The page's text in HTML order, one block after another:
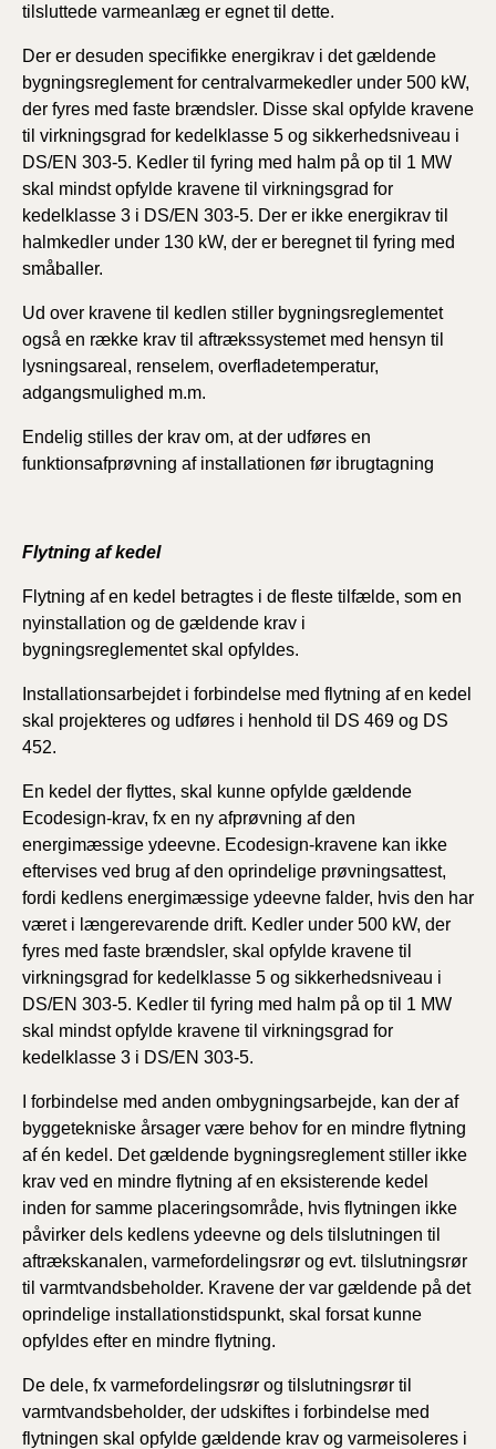
tilsluttede varmeanlæg er egnet til dette.
Der er desuden specifikke energikrav i det gældende
bygningsreglement for centralvarmekedler under 500 kW,
der fyres med faste brændsler. Disse skal opfylde kravene
til virkningsgrad for kedelklasse 5 og sikkerhedsniveau i
DS/EN 303-5. Kedler til fyring med halm på op til 1 MW
skal mindst opfylde kravene til virkningsgrad for
kedelklasse 3 i DS/EN 303-5. Der er ikke energikrav til
halmkedler under 130 kW, der er beregnet til fyring med
småballer.
Ud over kravene til kedlen stiller bygningsreglementet
også en række krav til aftrækssystemet med hensyn til
lysningsareal, renselem, overfladetemperatur,
adgangsmulighed m.m.
Endelig stilles der krav om, at der udføres en
funktionsafprøvning af installationen før ibrugtagning
Flytning af kedel
Flytning af en kedel betragtes i de fleste tilfælde, som en
nyinstallation og de gældende krav i
bygningsreglementet skal opfyldes.
Installationsarbejdet i forbindelse med flytning af en kedel
skal projekteres og udføres i henhold til DS 469 og DS
452.
En kedel der flyttes, skal kunne opfylde gældende
Ecodesign-krav, fx en ny afprøvning af den
energimæssige ydeevne. Ecodesign-kravene kan ikke
eftervises ved brug af den oprindelige prøvningsattest,
fordi kedlens energimæssige ydeevne falder, hvis den har
været i længerevarende drift. Kedler under 500 kW, der
fyres med faste brændsler, skal opfylde kravene til
virkningsgrad for kedelklasse 5 og sikkerhedsniveau i
DS/EN 303-5. Kedler til fyring med halm på op til 1 MW
skal mindst opfylde kravene til virkningsgrad for
kedelklasse 3 i DS/EN 303-5.
I forbindelse med anden ombygningsarbejde, kan der af
byggetekniske årsager være behov for en mindre flytning
af én kedel. Det gældende bygningsreglement stiller ikke
krav ved en mindre flytning af en eksisterende kedel
inden for samme placeringsområde, hvis flytningen ikke
påvirker dels kedlens ydeevne og dels tilslutningen til
aftrækskanalen, varmefordelingsrør og evt. tilslutningsrør
til varmtvandsbeholder. Kravene der var gældende på det
oprindelige installationstidspunkt, skal forsat kunne
opfyldes efter en mindre flytning.
De dele, fx varmefordelingsrør og tilslutningsrør til
varmtvandsbeholder, der udskiftes i forbindelse med
flytningen skal opfylde gældende krav og varmeisoleres i